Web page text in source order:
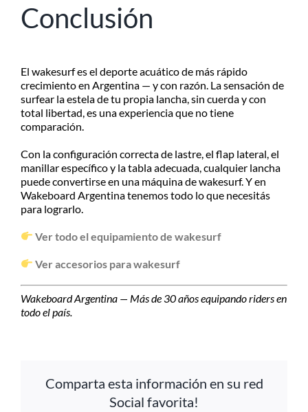
Conclusión
El wakesurf es el deporte acuático de más rápido
crecimiento en Argentina — y con razón. La sensación de
surfear la estela de tu propia lancha, sin cuerda y con
total libertad, es una experiencia que no tiene
comparación.
Con la configuración correcta de lastre, el flap lateral, el
manillar específico y la tabla adecuada, cualquier lancha
puede convertirse en una máquina de wakesurf. Y en
Wakeboard Argentina tenemos todo lo que necesitás
para lograrlo.
Ver todo el equipamiento de wakesurf
Ver accesorios para wakesurf
Wakeboard Argentina — Más de 30 años equipando riders en
todo el país.
Comparta esta información en su red
Social favorita!